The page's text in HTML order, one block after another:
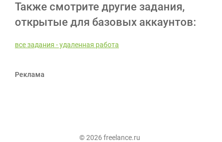
Также смотрите другие задания,
открытые для базовых аккаунтов:
все задания - удаленная работа
Реклама
© 2026 freelance.ru